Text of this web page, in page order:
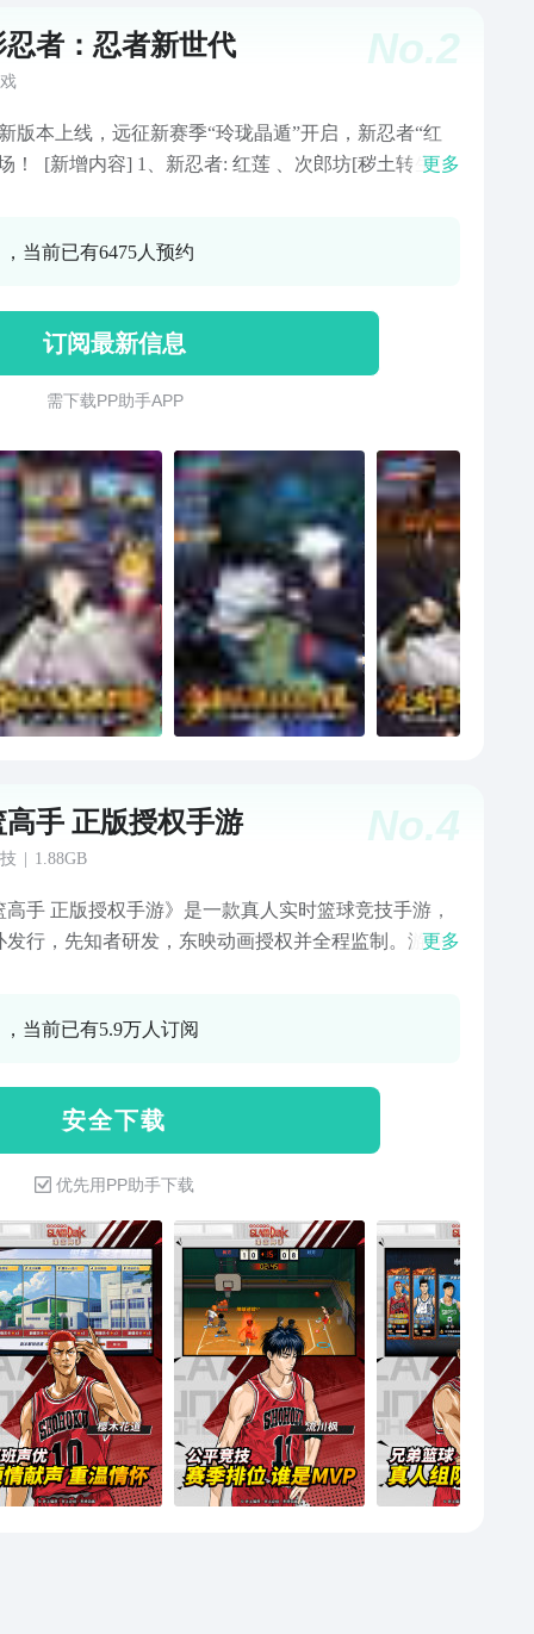
No.2
忍者：忍者新世代
版本上线，远征新赛季“玲珑晶遁”开启，新忍者“红
新增内容] 1、新忍者: 红莲 、次郎坊[秽土转生]
者---红莲，新时装---青梦华章，全新远征饰品上线！
更多
当前已有6475人预约
订阅最新信息
需 下 载 P P 助 手 A P P
No.4
高手 正版授权手游
1.88GB
高手 正版授权手游》是一款真人实时篮球竞技手游，
发行，先知者研发，东映动画授权并全程监制。游戏
更多
当前已有5.9万人订阅
安 全 下 载
优先用PP助手下载